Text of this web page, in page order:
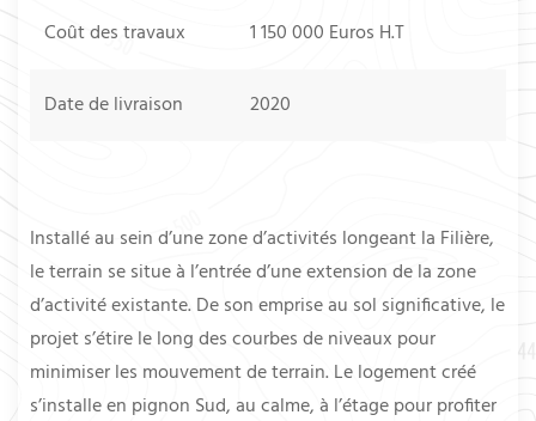
Coût des travaux 1 150 000 Euros H.T
Date de livraison 2020
Installé au sein d’une zone d’activités longeant la Filière,
le terrain se situe à l’entrée d’une extension de la zone
d’activité existante. De son emprise au sol significative, le
projet s’étire le long des courbes de niveaux pour
minimiser les mouvement de terrain. Le logement créé
s’installe en pignon Sud, au calme, à l’étage pour profiter